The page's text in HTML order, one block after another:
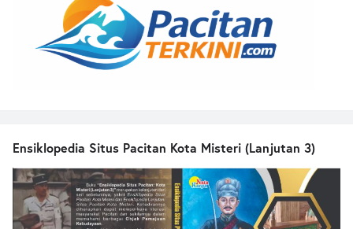
Ensiklopedia Situs Pacitan Kota Misteri (Lanjutan 3)